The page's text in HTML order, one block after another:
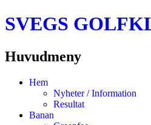
SVEGS
Huvudmeny
HoppaHem
Nyheter / Information
Resultat
Banan